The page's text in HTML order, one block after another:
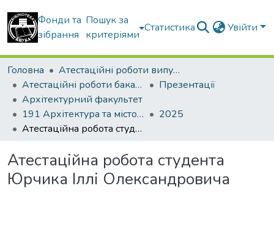
Фонди та
зібрання
Пошук за
критеріями
Статистика Увійти
Головна
Атестаційні роботи випускників
Атестаційні роботи бакалаврів
Презентації
Архітектурний факультет
191 Архітектура та містобудування
2025
Атестаційна робота студента Юрчика Іллі Олександровича
Атестаційна робота студента
Юрчика Іллі Олександровича